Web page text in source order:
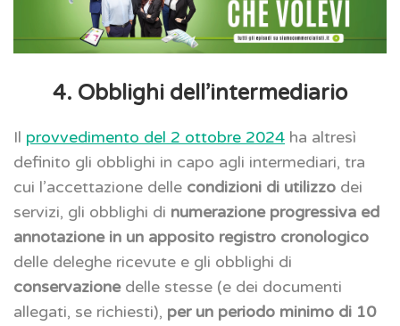
4. Obblighi dell’intermediario
Il provvedimento del 2 ottobre 2024 ha altresì
definito gli obblighi in capo agli intermediari, tra
cui l’accettazione delle condizioni di utilizzo dei
servizi, gli obblighi di numerazione progressiva ed
annotazione in un apposito registro cronologico
delle deleghe ricevute e gli obblighi di
conservazione delle stesse (e dei documenti
allegati, se richiesti), per un periodo minimo di 10